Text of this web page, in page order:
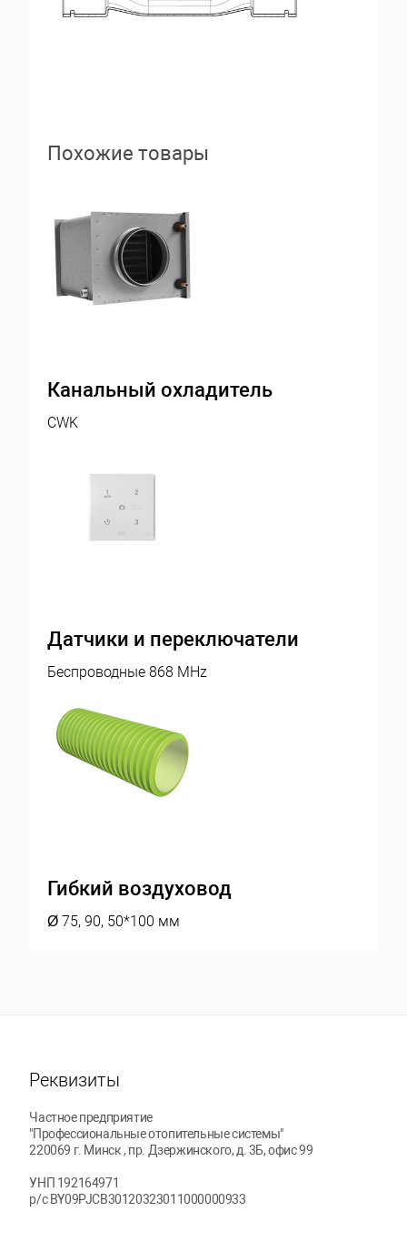
Похожие товары
Канальный охладитель
CWK
Датчики и переключатели
Беспроводные 868 MHz
Гибкий воздуховод
Ø 75, 90, 50*100 мм
Реквизиты
Частное предприятие
"Профессиональные отопительные системы"
220069 г. Минск , пр. Дзержинского, д. 3Б, офис 99
УНП 192164971
р/с BY09PJCB30120323011000000933